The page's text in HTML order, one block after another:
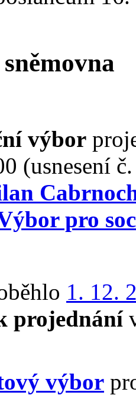
výbor
(usnesení
pro
1. 12.
projednání
výbor